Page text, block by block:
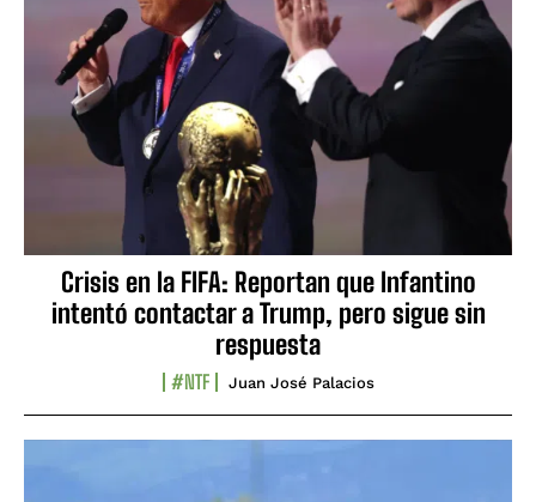
Crisis en la FIFA: Reportan que Infantino
intentó contactar a Trump, pero sigue sin
respuesta
#NTF Juan José Palacios